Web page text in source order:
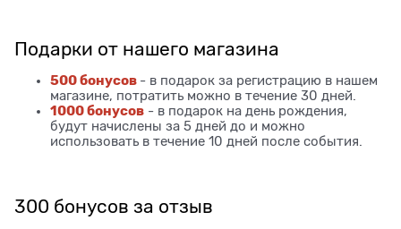
Подарки от нашего магазина
500 бонусов - в подарок за регистрацию в нашем
магазине, потратить можно в течение 30 дней.
1000 бонусов - в подарок на день рождения,
будут начислены за 5 дней до и можно
использовать в течение 10 дней после события.
300 бонусов за отзыв